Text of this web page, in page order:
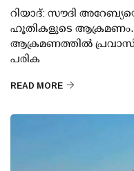
റിയാദ്: സൗദി
ഹൂതികളുടെ ആക്രമണം.
ആക്രമണത്തില്‍
പരിക
READ MORE